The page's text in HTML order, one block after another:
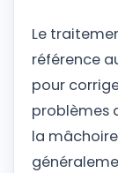
Le
référence
pour
problèmes
la